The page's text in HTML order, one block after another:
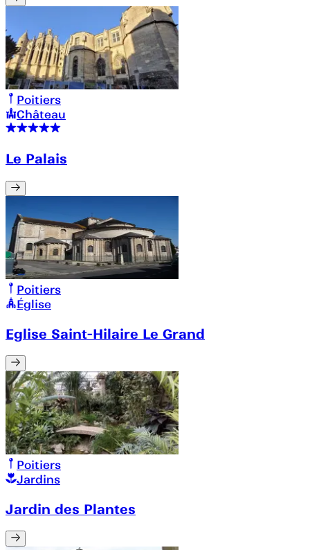
Poitiers
Château
Le Palais
Poitiers
Église
Eglise Saint-Hilaire Le Grand
Poitiers
Jardins
Jardin des Plantes